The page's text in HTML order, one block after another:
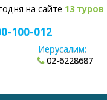
на сайте 13 туров
100-012
Иерусалим:
02-6228687